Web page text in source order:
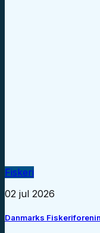
Fiskeri
02 jul 2026
Danmarks